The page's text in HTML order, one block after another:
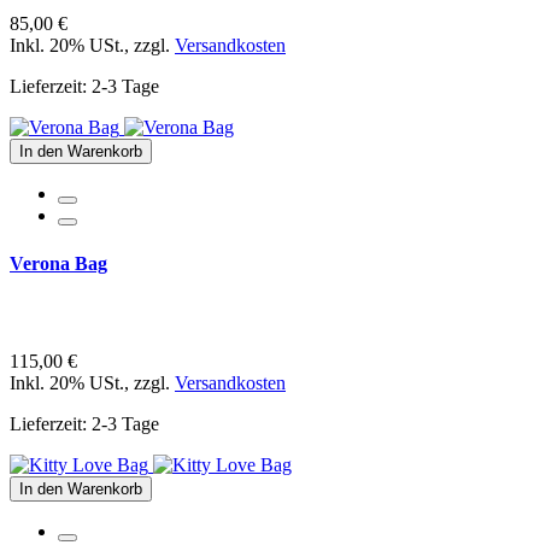
85,00 €
Inkl. 20% USt., zzgl. Versandkosten
Lieferzeit: 2-3 Tage
In den Warenkorb
Verona Bag
115,00 €
Inkl. 20% USt., zzgl. Versandkosten
Lieferzeit: 2-3 Tage
In den Warenkorb